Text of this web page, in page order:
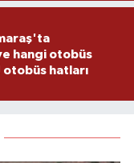
hangi otobüs
otobüs hatları